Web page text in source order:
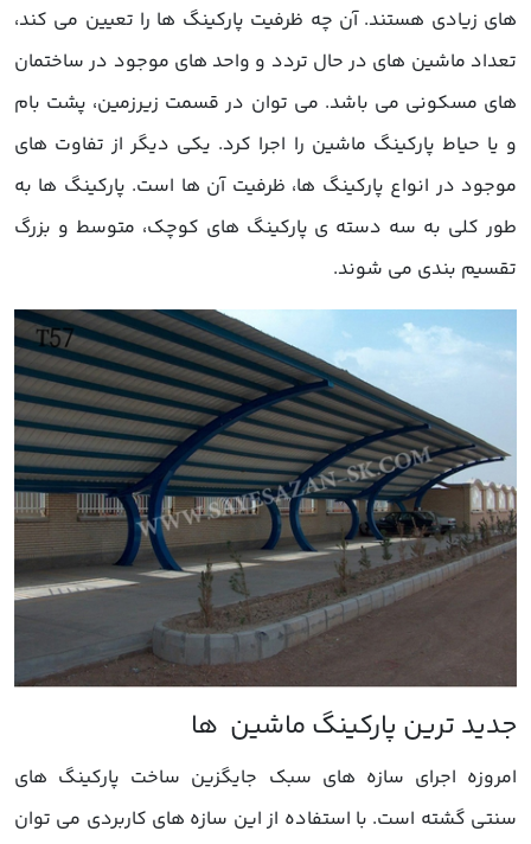
های زیادی هستند. آن چه ظرفیت پارکینگ ها را تعیین می کند،
تعداد ماشین های در حال تردد و واحد های موجود در ساختمان
های مسکونی می باشد. می توان در قسمت زیرزمین، پشت بام
و یا حیاط پارکینگ ماشین را اجرا کرد. یکی دیگر از تفاوت های
موجود در انواع پارکینگ ها، ظرفیت آن ها است. پارکینگ ها به
طور کلی به سه دسته ی پارکینگ های کوچک، متوسط و بزرگ
تقسیم بندی می شوند.
امروزه اجرای سازه های سبک جایگزین ساخت پارکینگ های
سنتی گشته است. با استفاده از این سازه های کاربردی می توان